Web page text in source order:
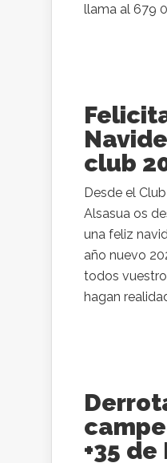
llama al 679
club
Desde el
Alsasua os
una feliz
año nuevo
todos
hagan
+35